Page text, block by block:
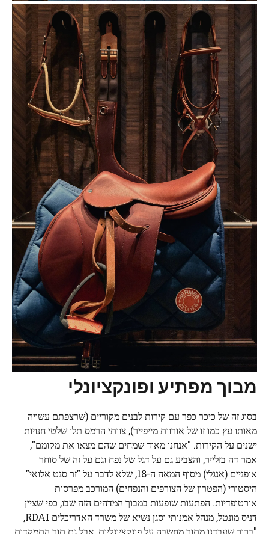
מבוך מפתיע ופונקציונלי
בסוג זה של כיכר כפר עם קירות לבנים מקוריים (שרצפתם עשויה
מאותו עץ כמו זו של אורוות מייפייר), צוותי הרמס תלו שלטי חנויות
ישנים על הקירות. "אנחנו מאוד שמחים שהם מצאו את מקומם",
אמר דה בזלייר, והצביע גם על דגל של נפח וגם על זה של סוחר
אופניים (אנגלי) מסוף המאה ה-18, שלא לדבר על "זר סנט אלואי"
היסטורי (הפטרון של הצורפים והנפחים) המורכב מפרסות
אורטופדיות. הפתעות שופעות במבוך המדהים הזה שבו, כפי שציין
דניס מונטל, מנהל אמנותי וסגן נשיא של משרד האדריכלים RDAI,
"ברור שעבדנו מתוך מחשבה על פונקציונליות, אבל גם תוך התמקדות